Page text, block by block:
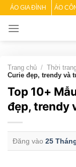
Skip
content
ÁO GIA ĐÌNH ÁO
Trang chủ / Thời
Curie đẹp, trendy và
Top 10+
đẹp, trendy
Đăng vào 25